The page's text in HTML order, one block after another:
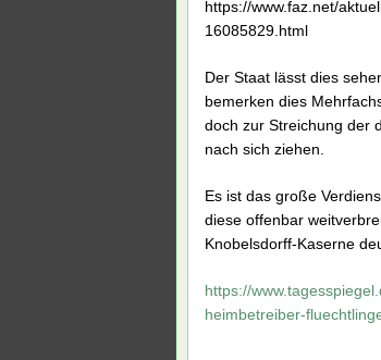
https://www.faz.net/
16085829.html
Der Staat lässt dies
bemerken dies
doch zur Streichung der
nach sich ziehen.
Es ist das große
diese offenbar
Knobelsdorff-Kaserne
https://
heimbetreiber-